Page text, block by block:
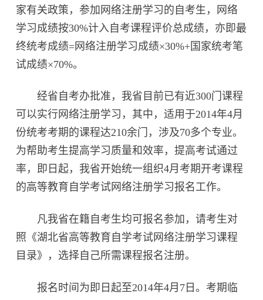
家有关政策，参加网络注册学习的自考生，网络
学习成绩按30%计入自考课程评价总成绩，亦即最
终统考成绩=网络注册学习成绩×30%+国家统考笔
试成绩×70%。
经省自考办批准，我省目前已有近300门课程
可以实行网络注册学习，其中，适用于2014年4月
份统考考期的课程达210余门，涉及70多个专业。
为帮助考生提高学习质量和效率，提高考试通过
率，即日起，我省开始统一组织4月考期开考课程
的高等教育自学考试网络注册学习报名工作。
凡我省在籍自考生均可报名参加，请考生对
照《湖北省高等教育自学考试网络注册学习课程
目录》，选择自己所需课程报名注册。
报名时间为即日起至2014年4月7日。考期临